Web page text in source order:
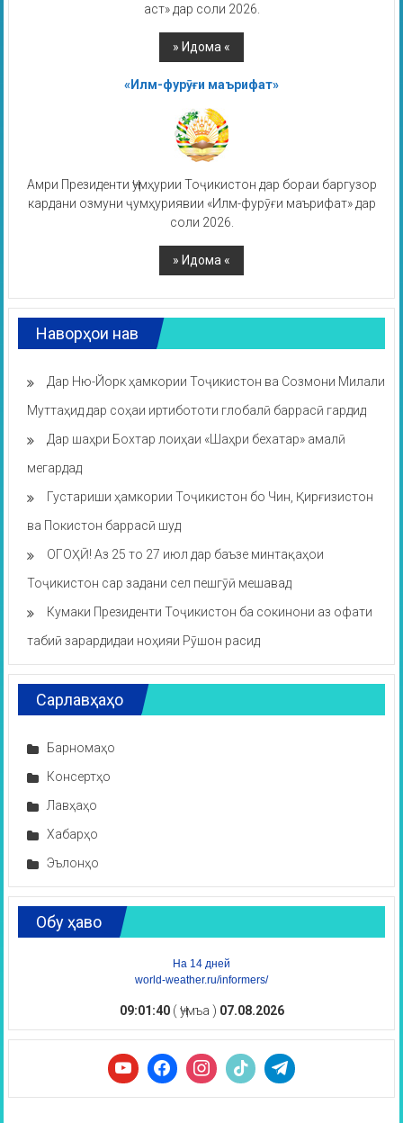
аст» дар соли 2026.
«Илм-фурӯғи маърифат»
Амри Президенти Ҷумҳурии Тоҷикистон дар бораи баргузор
кардани озмуни ҷумҳуриявии «Илм-фурӯғи маърифат» дар
соли 2026.
Наворҳои нав
Дар Ню-Йорк ҳамкории Тоҷикистон ва Созмони Милали
Муттаҳид дар соҳаи иртибототи глобалӣ баррасӣ гардид
Дар шаҳри Бохтар лоиҳаи «Шаҳри бехатар» амалӣ
мегардад
Густариши ҳамкории Тоҷикистон бо Чин, Қирғизистон
ва Покистон баррасӣ шуд
ОГОҲӢ! Аз 25 то 27 июл дар баъзе минтақаҳои
Тоҷикистон сар задани сел пешгӯӣ мешавад
Кумаки Президенти Тоҷикистон ба сокинони аз офати
табиӣ зарардидаи ноҳияи Рӯшон расид
Сарлавҳаҳо
Барномаҳо
Консертҳо
Лавҳаҳо
Хабарҳо
Эълонҳо
Обу ҳаво
На 14 дней
world-weather.ru/informers/
09:01:40( Ҷумъа ) 07.08.2026